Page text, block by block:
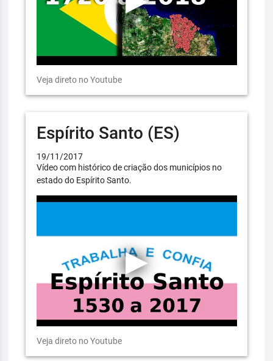
Veja direto no Youtube
Espírito Santo (ES)
19/11/2017
Vídeo com histórico de criação dos municípios no
estado do Espírito Santo.
Veja direto no Youtube